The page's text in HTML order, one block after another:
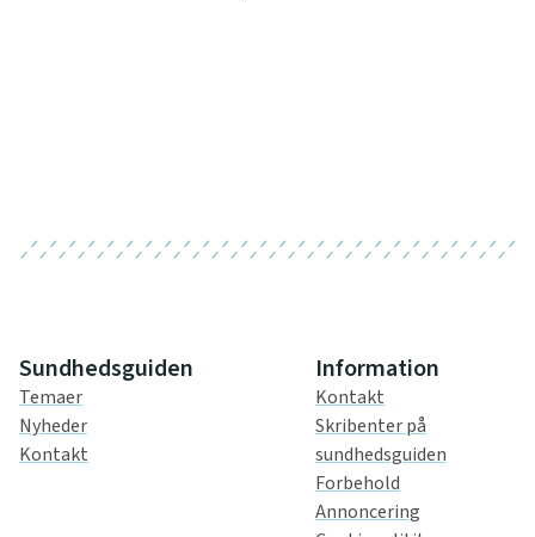
Sundhedsguiden
Temaer
Nyheder
Kontakt
Information
Kontakt
Skribenter på
sundhedsguiden
Forbehold
Annoncering